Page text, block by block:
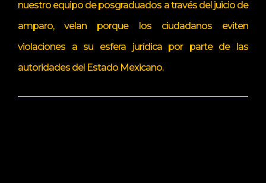
nuestro equipo de posgraduados a través del juicio de
amparo, velan porque los ciudadanos eviten
violaciones a su esfera jurídica por parte de las
autoridades del Estado Mexicano.